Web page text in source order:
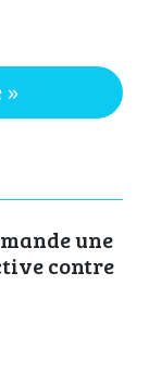
»
une
contre